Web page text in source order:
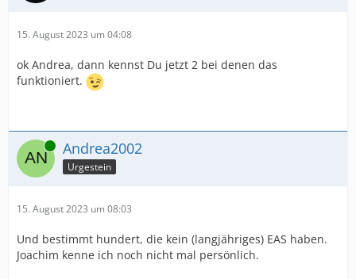
15. August 2023 um 04:08
ok Andrea, dann kennst Du jetzt 2 bei denen das
funktioniert.
Online Andrea2002
Urgestein
15. August 2023 um 08:03
Und bestimmt hundert, die kein (langjähriges) EAS haben.
Joachim kenne ich noch nicht mal persönlich.